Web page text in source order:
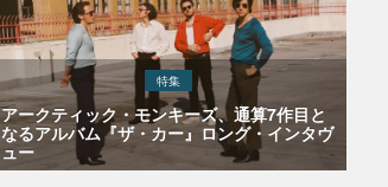
特集
アークティック・モンキーズ、通算7作目と
なるアルバム『ザ・カー』ロング・インタヴ
ュー